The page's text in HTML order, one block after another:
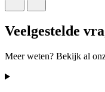
Veelgestelde
Meer weten? Bekijk al